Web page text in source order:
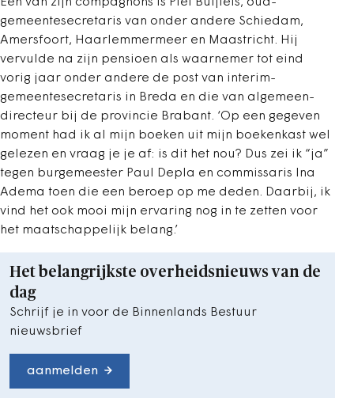
gemeentesecretaris van onder andere Schiedam,
Amersfoort, Haarlemmermeer en Maastricht. Hij
vervulde na zijn pensioen als waarnemer tot eind
vorig jaar onder andere de post van interim-
gemeentesecretaris in Breda en die van algemeen-
directeur bij de provincie Brabant. ‘Op een gegeven
moment had ik al mijn boeken uit mijn boekenkast wel
gelezen en vraag je je af: is dit het nou? Dus zei ik “ja”
tegen burgemeester Paul Depla en commissaris Ina
Adema toen die een beroep op me deden. Daarbij, ik
vind het ook mooi mijn ervaring nog in te zetten voor
het maatschappelijk belang.’
Het belangrijkste overheidsnieuws van de
dag
Schrijf je in voor de Binnenlands Bestuur
nieuwsbrief
aanmelden